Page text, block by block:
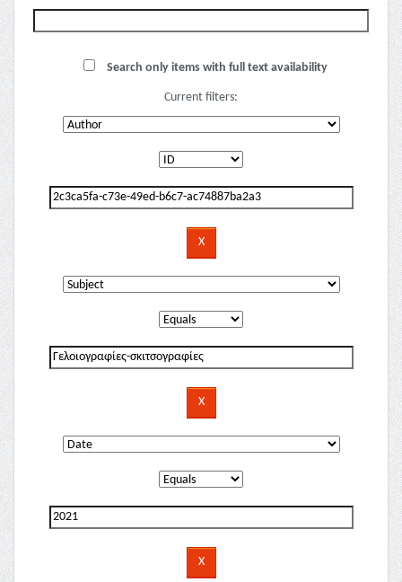
Search only items with full text availability
Current filters: